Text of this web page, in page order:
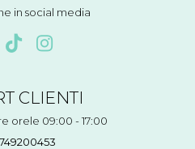
in social media
CLIENTI
orele 09:00 - 17:00